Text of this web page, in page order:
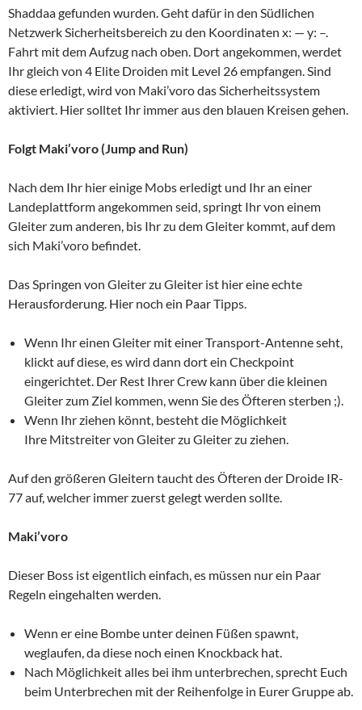
Shaddaa gefunden wurden. Geht dafür in den Südlichen
Netzwerk Sicherheitsbereich zu den Koordinaten x: — y: –.
Fahrt mit dem Aufzug nach oben. Dort angekommen, werdet
Ihr gleich von 4 Elite Droiden mit Level 26 empfangen. Sind
diese erledigt, wird von Maki’voro das Sicherheitssystem
aktiviert. Hier solltet Ihr immer aus den blauen Kreisen gehen.
Folgt Maki’voro (Jump and Run)
Nach dem Ihr hier einige Mobs erledigt und Ihr an einer
Landeplattform angekommen seid, springt Ihr von einem
Gleiter zum anderen, bis Ihr zu dem Gleiter kommt, auf dem
sich Maki’voro befindet.
Das Springen von Gleiter zu Gleiter ist hier eine echte
Herausforderung. Hier noch ein Paar Tipps.
Wenn Ihr einen Gleiter mit einer Transport-Antenne seht,
klickt auf diese, es wird dann dort ein Checkpoint
eingerichtet. Der Rest Ihrer Crew kann über die kleinen
Gleiter zum Ziel kommen, wenn Sie des Öfteren sterben ;).
Wenn Ihr ziehen könnt, besteht die Möglichkeit
Ihre Mitstreiter von Gleiter zu Gleiter zu ziehen.
Auf den größeren Gleitern taucht des Öfteren der Droide IR-
77 auf, welcher immer zuerst gelegt werden sollte.
Maki’voro
Dieser Boss ist eigentlich einfach, es müssen nur ein Paar
Regeln eingehalten werden.
Wenn er eine Bombe unter deinen Füßen spawnt,
weglaufen, da diese noch einen Knockback hat.
Nach Möglichkeit alles bei ihm unterbrechen, sprecht Euch
beim Unterbrechen mit der Reihenfolge in Eurer Gruppe ab.